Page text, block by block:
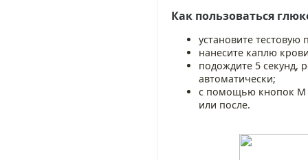
Как пользоваться
установите тестовую
нанесите каплю
подождите 5 секунд,
автоматически;
с помощью кнопок M
или после.